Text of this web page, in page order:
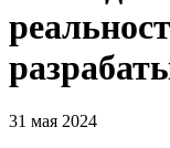
31 мая 2024